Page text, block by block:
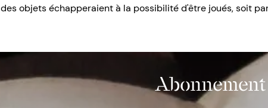
des objets échapperaient à la possibilité d'être joués, soit
Abonnement